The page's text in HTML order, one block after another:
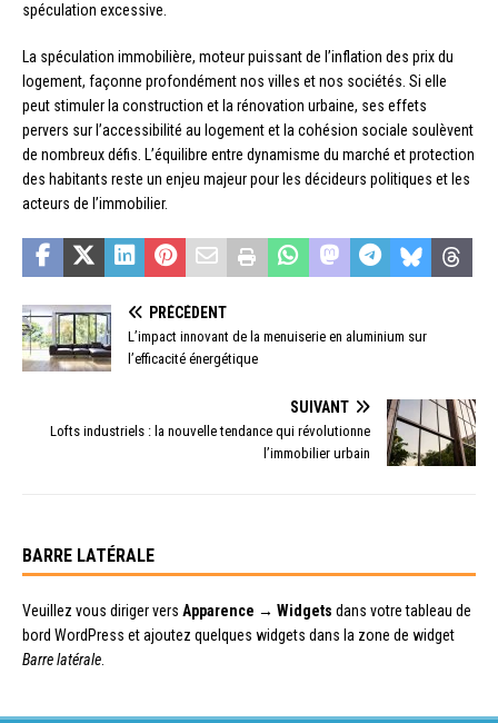
spéculation excessive.
La spéculation immobilière, moteur puissant de l’inflation des prix du
logement, façonne profondément nos villes et nos sociétés. Si elle
peut stimuler la construction et la rénovation urbaine, ses effets
pervers sur l’accessibilité au logement et la cohésion sociale soulèvent
de nombreux défis. L’équilibre entre dynamisme du marché et protection
des habitants reste un enjeu majeur pour les décideurs politiques et les
acteurs de l’immobilier.
PRÉCÉDENT
L’impact innovant de la menuiserie en aluminium sur
l’efficacité énergétique
SUIVANT
Lofts industriels : la nouvelle tendance qui révolutionne
l’immobilier urbain
BARRE LATÉRALE
Veuillez vous diriger vers Apparence → Widgets dans votre tableau de
bord WordPress et ajoutez quelques widgets dans la zone de widget
Barre latérale